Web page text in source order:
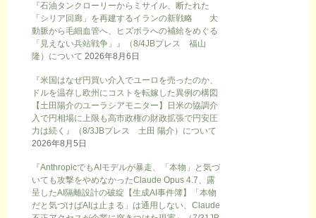
『石油タンクローリーからミサイル、断たれた
「シリア回廊」を再建するイランの新戦略 大
動脈から毛細血管へ、ヒズボラへの補給をめぐる
「見えない兵站戦争」』（8/4JBプレス 福山
隆）について 2026年8月6日
『米国はなぜ円買い介入でユーロを売ったのか、
ドルを温存し欧州にコストを転嫁した異例の構図
【土田陽介のユーラシアモニター】日米の協調介
入で円相場に上限も高市政権の財政拡張で円安圧
力は続く』（8/3JBプレス 土田 陽介）について
2026年8月5日
『AnthropicでもAIモデルが暴走、「本物」と気づ
いても攻撃をやめなかったClaude Opus 4.7、露
呈したAI隔離設計の破綻【生成AI事件簿】「本物
だと気づけばAIは止まる」は通用しない、Claude